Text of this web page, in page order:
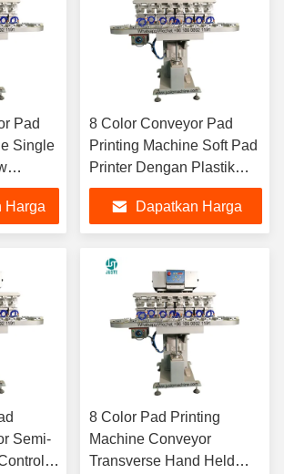
Pad
Single
Harga
8 Color Conveyor Pad
Printing Machine Soft Pad
Printer Dengan Plastik
Spare Controller Parts
Dokter Blade Holder Shaft
Dapatkan Harga
Semi-
8 Color Pad Printing
Machine Conveyor
Transverse Hand Held